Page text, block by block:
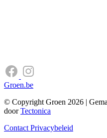
Groen.be
© Copyright Groen 2026 |
doorTectonica
Contact Privacybeleid